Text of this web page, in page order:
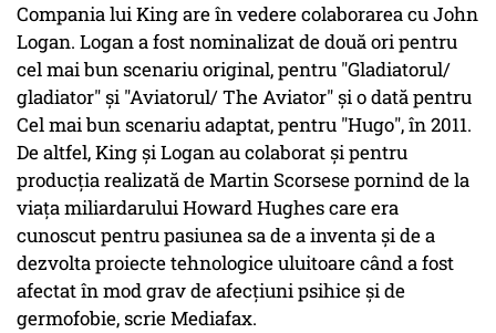
Compania lui King are în vedere colaborarea cu John
Logan. Logan a fost nominalizat de două ori pentru
cel mai bun scenariu original, pentru "Gladiatorul/
gladiator" și "Aviatorul/ The Aviator" și o dată pentru
Cel mai bun scenariu adaptat, pentru "Hugo", în 2011.
De altfel, King și Logan au colaborat și pentru
producția realizată de Martin Scorsese pornind de la
viața miliardarului Howard Hughes care era
cunoscut pentru pasiunea sa de a inventa și de a
dezvolta proiecte tehnologice uluitoare când a fost
afectat în mod grav de afecțiuni psihice și de
germofobie, scrie Mediafax.